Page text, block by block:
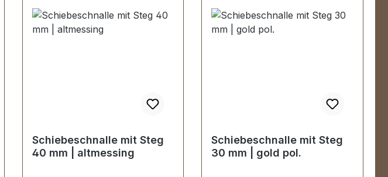
Schiebeschnalle mit Steg
40 mm | altmessing
Schiebeschnalle mit Steg
30 mm | gold pol.